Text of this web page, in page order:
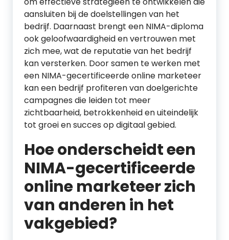
aansluiten bij de doelstellingen van het
bedrijf. Daarnaast brengt een NIMA-diploma
ook geloofwaardigheid en vertrouwen met
zich mee, wat de reputatie van het bedrijf
kan versterken. Door samen te werken met
een NIMA-gecertificeerde online marketeer
kan een bedrijf profiteren van doelgerichte
campagnes die leiden tot meer
zichtbaarheid, betrokkenheid en uiteindelijk
tot groei en succes op digitaal gebied.
Hoe onderscheidt een
NIMA-gecertificeerde
online marketeer zich
van anderen in het
vakgebied?